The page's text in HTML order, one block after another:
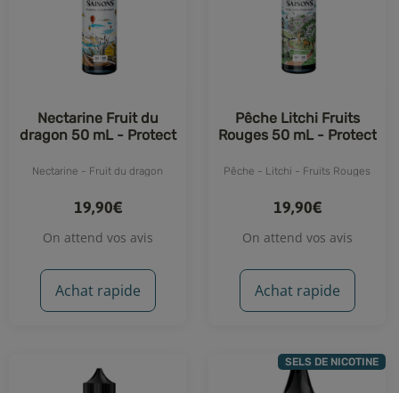
Nectarine Fruit du
dragon 50 mL - Protect
Nectarine - Fruit du dragon
19,90€
On attend vos avis
Achat rapide
Pêche Litchi Fruits
Rouges 50 mL - Protect
Pêche - Litchi - Fruits Rouges
19,90€
On attend vos avis
Achat rapide
SELS DE NICOTINE